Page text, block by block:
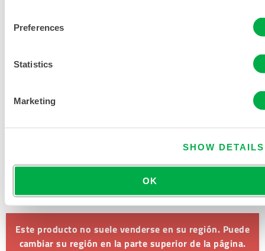
Preferences
Statistics
Marketing
SHOW DETAILS
OK
DOCUMENTOS RELACIONADOS
Disponible en estas regiones de venta: MÉXICO, AMÉRICA
DEL SUR, EUROPA, INDIA, OCEANÍA, ÁFRICA, ORIENTE
MEDIO, ANTÁRTIDA, RUSIA.
Este producto no suele venderse en su región. Puede
cambiar su región en la parte superior de la página.